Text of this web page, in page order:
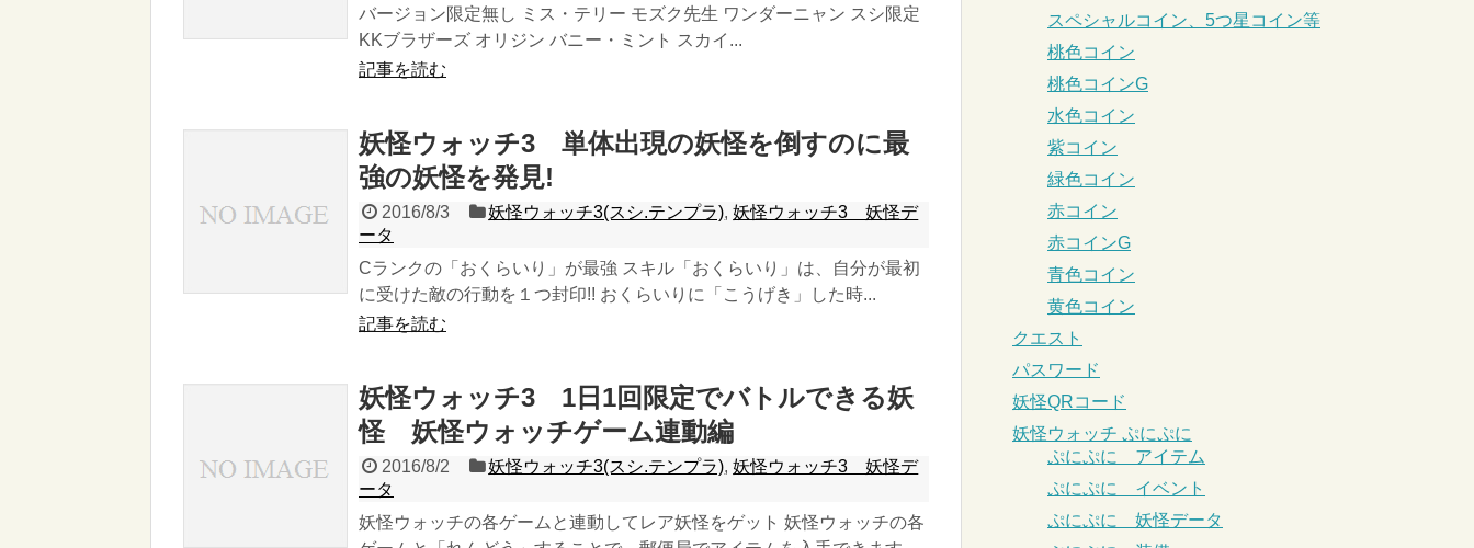
バージョン限定無し ミス・テリー モズク先生 ワンダーニャン スシ限定
KKブラザーズ オリジン バニー・ミント スカイ...
記事を読む
妖怪ウォッチ3 単体出現の妖怪を倒すのに最
強の妖怪を発見!
2016/8/3 妖怪ウォッチ3(スシ.テンプラ),妖怪ウォッチ3 妖怪デ
ータ
Cランクの「おくらいり」が最強 スキル「おくらいり」は、自分が最初
に受けた敵の行動を１つ封印!! おくらいりに「こうげき」した時...
記事を読む
妖怪ウォッチ3 1日1回限定でバトルできる妖
怪 妖怪ウォッチゲーム連動編
2016/8/2 妖怪ウォッチ3(スシ.テンプラ),妖怪ウォッチ3 妖怪デ
ータ
妖怪ウォッチの各ゲームと連動してレア妖怪をゲット 妖怪ウォッチの各
スペシャルコイン、5つ星コイン等
桃色コイン
桃色コインG
水色コイン
紫コイン
緑色コイン
赤コイン
赤コインG
青色コイン
黄色コイン
クエスト
パスワード
妖怪QRコード
妖怪ウォッチ ぷにぷに
ぷにぷに アイテム
ぷにぷに イベント
ぷにぷに 妖怪データ